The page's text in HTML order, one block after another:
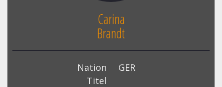
Carina
Brandt
Nation
GER
Titel